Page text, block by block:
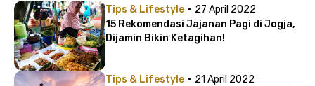
Tips & Lifestyle · 27 April 2022
15 Rekomendasi Jajanan Pagi di Jogja,
Dijamin Bikin Ketagihan!
Tips & Lifestyle · 21 April 2022